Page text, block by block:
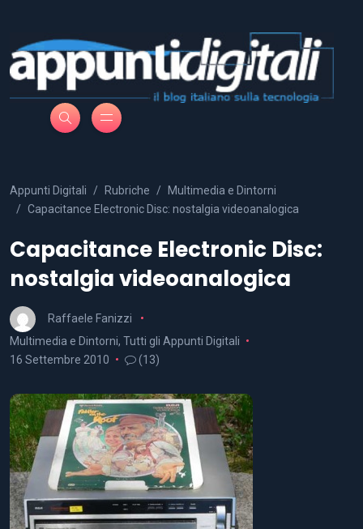
Appunti Digitali Rubriche
Multimedia e Dintorni
Capacitance Electronic Disc: nostalgia videoanalogica
Capacitance Electronic Disc:
nostalgia videoanalogica
Raffaele Fanizzi
Multimedia e Dintorni, Tutti gli Appunti Digitali
16 Settembre 2010
(13)